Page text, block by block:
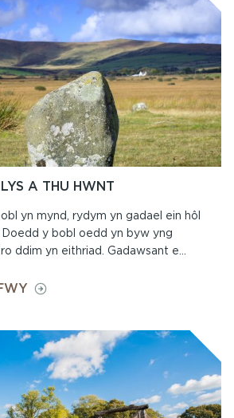
A THU HWNT
yn mynd, rydym yn gadael ein hôl
y bobl oedd yn byw yng
ddim yn eithriad. Gadawsant e...
ON
A
THU
HWNT